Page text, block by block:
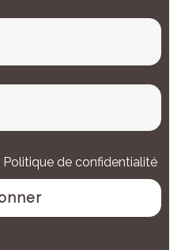
Politique de confidentialité